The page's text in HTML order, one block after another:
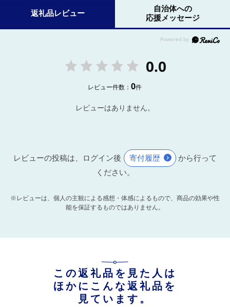
返礼品レビュー
自治体への
応援メッセージ
0.0
レビュー件数：0件
レビューはありません。
レビューの投稿は、ログイン後 寄付履歴
から行って
ください。
※レビューは、個人の主観による感想・体感によるもので、商品の効果や性
能を保証するものではありません。
この返礼品を見た人は
ほかにこんな返礼品を
見ています。